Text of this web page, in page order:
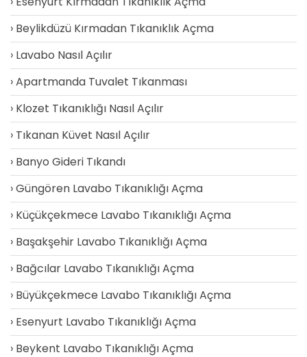
Beylikdüzü Kırmadan Tıkanıklık Açma
Lavabo Nasıl Açılır
Apartmanda Tuvalet Tıkanması
Klozet Tıkanıklığı Nasıl Açılır
Tıkanan Küvet Nasıl Açılır
Banyo Gideri Tıkandı
Güngören Lavabo Tıkanıklığı Açma
Küçükçekmece Lavabo Tıkanıklığı Açma
Başakşehir Lavabo Tıkanıklığı Açma
Bağcılar Lavabo Tıkanıklığı Açma
Büyükçekmece Lavabo Tıkanıklığı Açma
Esenyurt Lavabo Tıkanıklığı Açma
Beykent Lavabo Tıkanıklığı Açma